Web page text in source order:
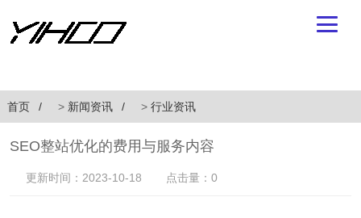
首页 > 新闻资讯 > 行业资讯
SEO整站优化的费用与服务内容
更新时间：2023-10-18 点击量：0